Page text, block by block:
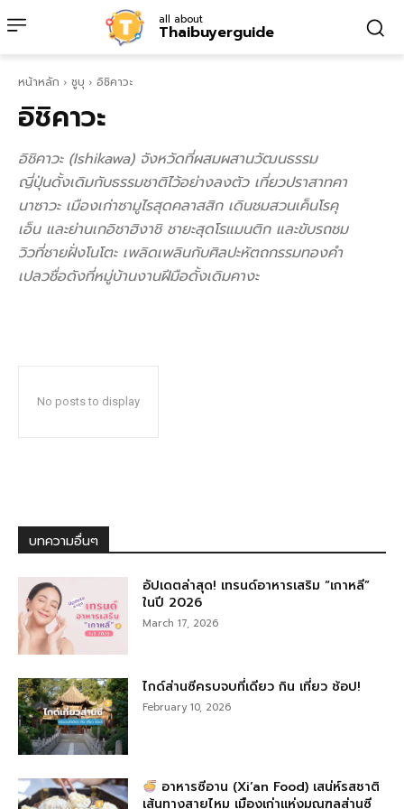
all about
Thaibuyerguide
หน้าหลัก ชูบุ อิชิคาวะ
อิชิคาวะ
อิชิคาวะ (Ishikawa) จังหวัดที่ผสมผสานวัฒนธรรม
ญี่ปุ่นดั้งเดิมกับธรรมชาติไว้อย่างลงตัว เที่ยวปราสาทคา
นาซาวะ เมืองเก่าซามูไรสุดคลาสสิก เดินชมสวนเค็นโรคุ
เอ็น และย่านเกอิชาฮิงาชิ ชายะสุดโรแมนติก และขับรถชม
วิวที่ชายฝั่งโนโตะ เพลิดเพลินกับศิลปะหัตถกรรมทองคำ
เปลวชื่อดังที่หมู่บ้านงานฝีมือดั้งเดิมคางะ
No posts to display
บทความอื่นๆ
อัปเดตล่าสุด! เทรนด์อาหารเสริม “เกาหลี”
ในปี 2026
March 17, 2026
ไกด์ส่านซีครบจบที่เดียว กิน เที่ยว ช้อป!
February 10, 2026
อาหารซีอาน (Xi’an Food) เสน่ห์รสชาติ
เส้นทางสายไหม เมืองเก่าแห่งมณฑลส่านซี